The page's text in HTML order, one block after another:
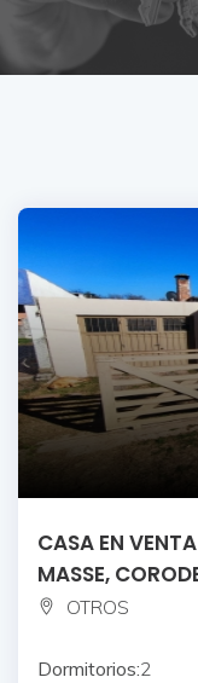
CASA EN
MASSE,
OTROS
Dormitorios:2